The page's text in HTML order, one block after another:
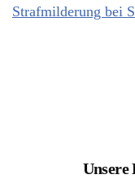
Strafmilderung bei